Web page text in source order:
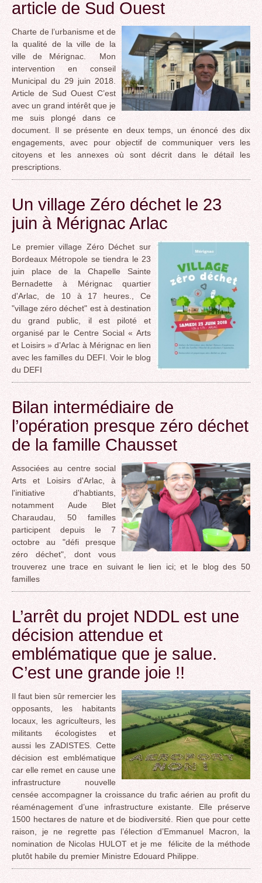
article de Sud Ouest
Charte de l’urbanisme et de
la qualité de la ville de la
ville de Mérignac. Mon
intervention en conseil
Municipal du 29 juin 2018.
Article de Sud Ouest C’est
avec un grand intérêt que je
me suis plongé dans ce
document. Il se présente en deux temps, un énoncé des dix
engagements, avec pour objectif de communiquer vers les
citoyens et les annexes où sont décrit dans le détail les
prescriptions.
Un village Zéro déchet le 23
juin à Mérignac Arlac
Le premier village Zéro Déchet sur
Bordeaux Métropole se tiendra le 23
juin place de la Chapelle Sainte
Bernadette à Mérignac quartier
d'Arlac, de 10 à 17 heures., Ce
"village zéro déchet" est à destination
du grand public, il est piloté et
organisé par le Centre Social « Arts
et Loisirs » d’Arlac à Mérignac en lien
avec les familles du DEFI. Voir le blog
du DEFI
Bilan intermédiaire de
l’opération presque zéro déchet
de la famille Chausset
Associées au centre social
Arts et Loisirs d'Arlac, à
l'initiative d'habtiants,
notamment Aude Blet
Charaudau, 50 familles
participent depuis le 7
octobre au "défi presque
zéro déchet", dont vous
trouverez une trace en suivant le lien ici; et le blog des 50
familles
L’arrêt du projet NDDL est une
décision attendue et
emblématique que je salue.
C’est une grande joie !!
Il faut bien sûr remercier les
opposants, les habitants
locaux, les agriculteurs, les
militants écologistes et
aussi les ZADISTES. Cette
décision est emblématique
car elle remet en cause une
infrastructure nouvelle
censée accompagner la croissance du trafic aérien au profit du
réaménagement d’une infrastructure existante. Elle préserve
1500 hectares de nature et de biodiversité. Rien que pour cette
raison, je ne regrette pas l’élection d’Emmanuel Macron, la
nomination de Nicolas HULOT et je me félicite de la méthode
plutôt habile du premier Ministre Edouard Philippe.